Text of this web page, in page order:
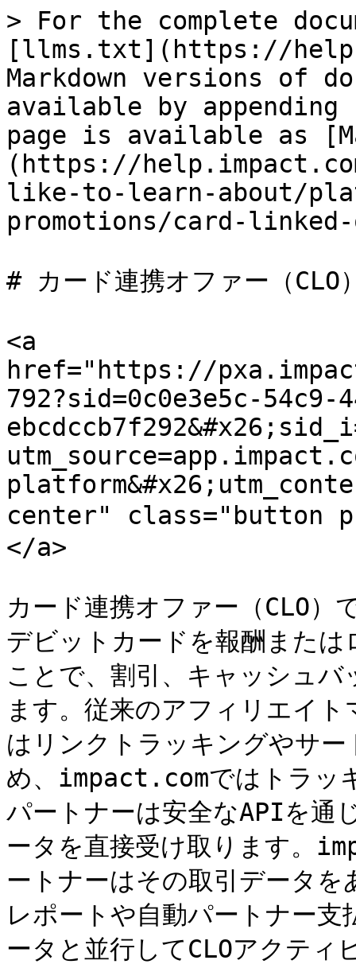
> For the complete
[llms.txt](https://
Markdown versions of
available by
page is available as
(https://
like-to-learn-about/
promotions/card-
# カード連携オファー（CLO
<a
href="https://
792?sid=0c0e3e5c-54c9-
center" class="button
</a>
カード連携オファー（CLO）
デビットカードを報酬また
ことで、割引、キャッシュ
ます。従来のアフィリエイ
はリンクトラッキングやサ
め、impact.comではトラッ
パートナーは安全なAPIを通
ータを直接受け取ります。
ートナーはその取引データ
レポートや自動パートナー
ータと並行してCLOアクティ